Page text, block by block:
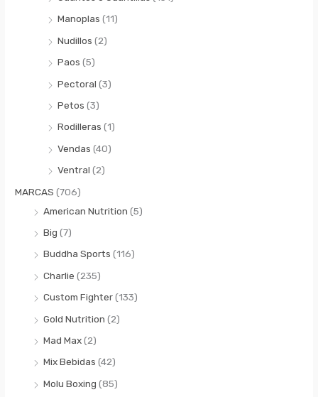
Manoplas (11)
Nudillos (2)
Paos (5)
Pectoral (3)
Petos (3)
Rodilleras (1)
Vendas (40)
Ventral (2)
MARCAS (706)
American Nutrition (5)
Big (7)
Buddha Sports (116)
Charlie (235)
Custom Fighter(133)
Gold Nutrition (2)
Mad Max(2)
Mix Bebidas (42)
Molu Boxing (85)